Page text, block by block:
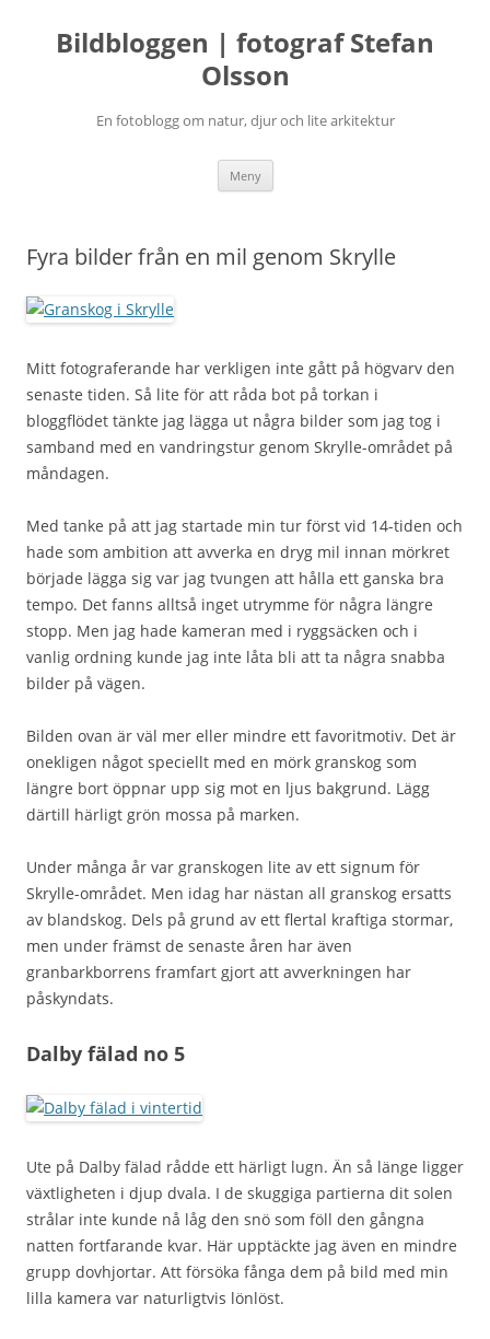
Bildbloggen | fotograf Stefan
Olsson
En fotoblogg om natur, djur och lite arkitektur
Meny Hoppa
innehåll
Fyra bilder från en mil genom Skrylle
Mitt fotograferande har verkligen inte gått på högvarv den
senaste tiden. Så lite för att råda bot på torkan i
bloggflödet tänkte jag lägga ut några bilder som jag tog i
samband med en vandringstur genom Skrylle-området på
måndagen.
Med tanke på att jag startade min tur först vid 14-tiden och
hade som ambition att avverka en dryg mil innan mörkret
började lägga sig var jag tvungen att hålla ett ganska bra
tempo. Det fanns alltså inget utrymme för några längre
stopp. Men jag hade kameran med i ryggsäcken och i
vanlig ordning kunde jag inte låta bli att ta några snabba
bilder på vägen.
Bilden ovan är väl mer eller mindre ett favoritmotiv. Det är
onekligen något speciellt med en mörk granskog som
längre bort öppnar upp sig mot en ljus bakgrund. Lägg
därtill härligt grön mossa på marken.
Under många år var granskogen lite av ett signum för
Skrylle-området. Men idag har nästan all granskog ersatts
av blandskog. Dels på grund av ett flertal kraftiga stormar,
men under främst de senaste åren har även
granbarkborrens framfart gjort att avverkningen har
påskyndats.
Dalby fälad no 5
Ute på Dalby fälad rådde ett härligt lugn. Än så länge ligger
växtligheten i djup dvala. I de skuggiga partierna dit solen
strålar inte kunde nå låg den snö som föll den gångna
natten fortfarande kvar. Här upptäckte jag även en mindre
grupp dovhjortar. Att försöka fånga dem på bild med min
lilla kamera var naturligtvis lönlöst.